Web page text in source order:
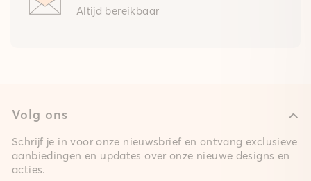
Altijd bereikbaar
Volg ons
Schrijf je in voor onze nieuwsbrief en ontvang exclusieve
aanbiedingen en updates over onze nieuwe designs en
acties.